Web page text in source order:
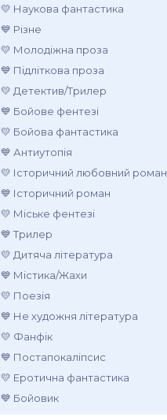
💛 Наукова фантастика
💙 Різне
💛 Молодіжна проза
💙 Підліткова проза
💛 Детектив/Трилер
💙 Бойове фентезі
💛 Бойова фантастика
💙 Антиутопія
💛 Історичний любовний роман
💙 Історичний роман
💛 Міське фентезі
💙 Трилер
💛 Дитяча література
💙 Містика/Жахи
💛 Поезія
💙 Не художня література
💛 Фанфік
💙 Постапокаліпсис
💛 Еротична фантастика
💙 Бойовик